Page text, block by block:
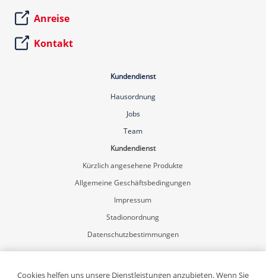
Anreise
Kontakt
Kundendienst
Hausordnung
Jobs
Team
Kundendienst
Kürzlich angesehene Produkte
Allgemeine Geschäftsbedingungen
Impressum
Stadionordnung
Datenschutzbestimmungen
Mein Konto
Registrierung
Cookies helfen uns unsere Dienstleistungen anzubieten. Wenn Sie